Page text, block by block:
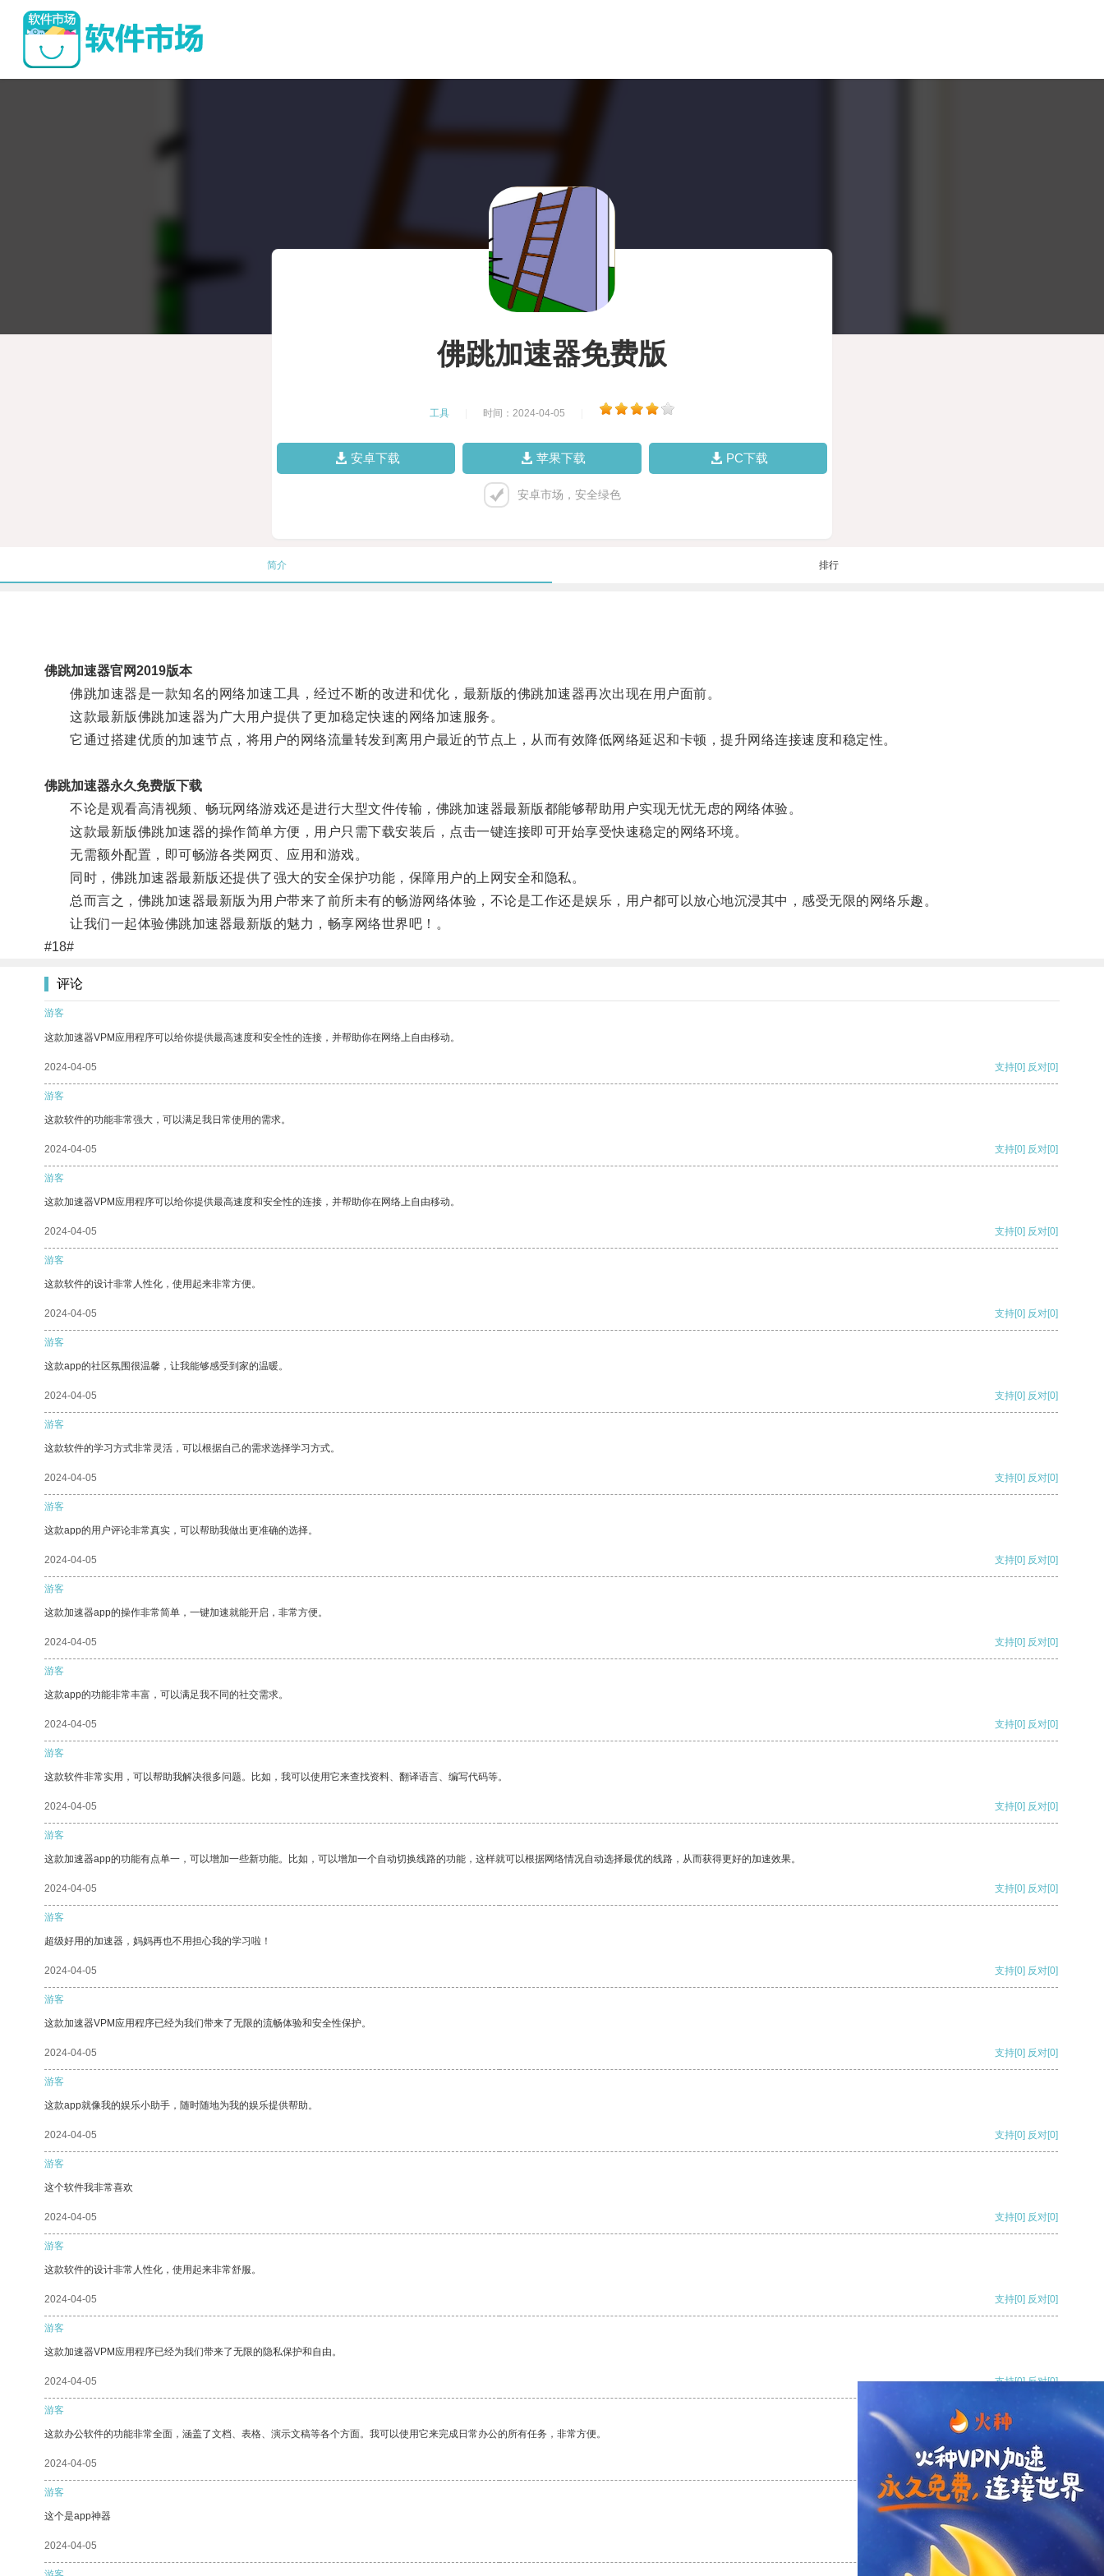
佛跳加速器免费版
工具 时间：2024-04-05
安卓下载 苹果下载 PC下载
安卓市场，安全绿色
简介 排行
佛跳加速器官网2019版本
佛跳加速器是一款知名的网络加速工具，经过不断的改进和优化，最新版的佛跳加速器再次出现在用户面前。
这款最新版佛跳加速器为广大用户提供了更加稳定快速的网络加速服务。
它通过搭建优质的加速节点，将用户的网络流量转发到离用户最近的节点上，从而有效降低网络延迟和卡顿，提升网络连接速度和稳定性。
佛跳加速器永久免费版下载
不论是观看高清视频、畅玩网络游戏还是进行大型文件传输，佛跳加速器最新版都能够帮助用户实现无忧无虑的网络体验。
这款最新版佛跳加速器的操作简单方便，用户只需下载安装后，点击一键连接即可开始享受快速稳定的网络环境。
无需额外配置，即可畅游各类网页、应用和游戏。
同时，佛跳加速器最新版还提供了强大的安全保护功能，保障用户的上网安全和隐私。
总而言之，佛跳加速器最新版为用户带来了前所未有的畅游网络体验，不论是工作还是娱乐，用户都可以放心地沉浸其中，感受无限的网络乐趣。
让我们一起体验佛跳加速器最新版的魅力，畅享网络世界吧！。
#18#
评论
游客
这款加速器VPM应用程序可以给你提供最高速度和安全性的连接，并帮助你在网络上自由移动。
2024-04-05 支持[0] 反对[0]
游客
这款软件的功能非常强大，可以满足我日常使用的需求。
2024-04-05 支持[0] 反对[0]
游客
这款加速器VPM应用程序可以给你提供最高速度和安全性的连接，并帮助你在网络上自由移动。
2024-04-05 支持[0] 反对[0]
游客
这款软件的设计非常人性化，使用起来非常方便。
2024-04-05 支持[0] 反对[0]
游客
这款app的社区氛围很温馨，让我能够感受到家的温暖。
2024-04-05 支持[0] 反对[0]
游客
这款软件的学习方式非常灵活，可以根据自己的需求选择学习方式。
2024-04-05 支持[0] 反对[0]
游客
这款app的用户评论非常真实，可以帮助我做出更准确的选择。
2024-04-05 支持[0] 反对[0]
游客
这款加速器app的操作非常简单，一键加速就能开启，非常方便。
2024-04-05 支持[0] 反对[0]
游客
这款app的功能非常丰富，可以满足我不同的社交需求。
2024-04-05 支持[0] 反对[0]
游客
这款软件非常实用，可以帮助我解决很多问题。比如，我可以使用它来查找资料、翻译语言、编写代码等。
2024-04-05 支持[0] 反对[0]
游客
这款加速器app的功能有点单一，可以增加一些新功能。比如，可以增加一个自动切换线路的功能，这样就可以根据网络情况自动选择最优的线路，从而获得更好的加速效果。
2024-04-05 支持[0] 反对[0]
游客
超级好用的加速器，妈妈再也不用担心我的学习啦！
2024-04-05 支持[0] 反对[0]
游客
这款加速器VPM应用程序已经为我们带来了无限的流畅体验和安全性保护。
2024-04-05 支持[0] 反对[0]
游客
这款app就像我的娱乐小助手，随时随地为我的娱乐提供帮助。
2024-04-05 支持[0] 反对[0]
游客
这个软件我非常喜欢
2024-04-05 支持[0] 反对[0]
游客
这款软件的设计非常人性化，使用起来非常舒服。
2024-04-05 支持[0] 反对[0]
游客
这款加速器VPM应用程序已经为我们带来了无限的隐私保护和自由。
2024-04-05 支持[0] 反对[0]
游客
这款办公软件的功能非常全面，涵盖了文档、表格、演示文稿等各个方面。我可以使用它来完成日常办公的所有任务，非常方便。
2024-04-05 支持[0] 反对
游客
这个是app神器
2024-04-05 支持